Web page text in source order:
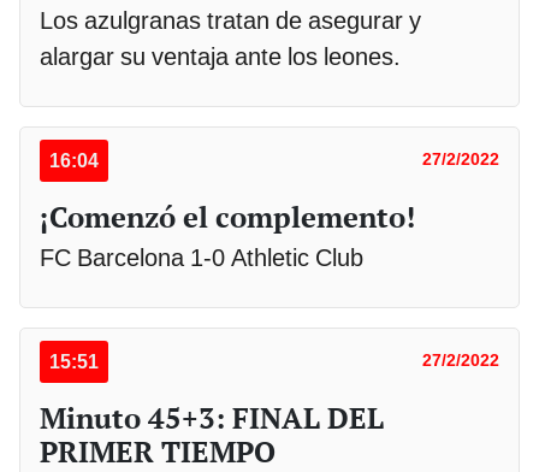
Los azulgranas tratan de asegurar y
alargar su ventaja ante los leones.
16:04 27/2/2022
¡Comenzó el complemento!
FC Barcelona 1-0 Athletic Club
15:51 27/2/2022
Minuto 45+3: FINAL DEL
PRIMER TIEMPO